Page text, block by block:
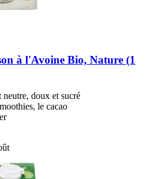
à l'Avoine Bio, Nature (1
doux et sucré
le cacao